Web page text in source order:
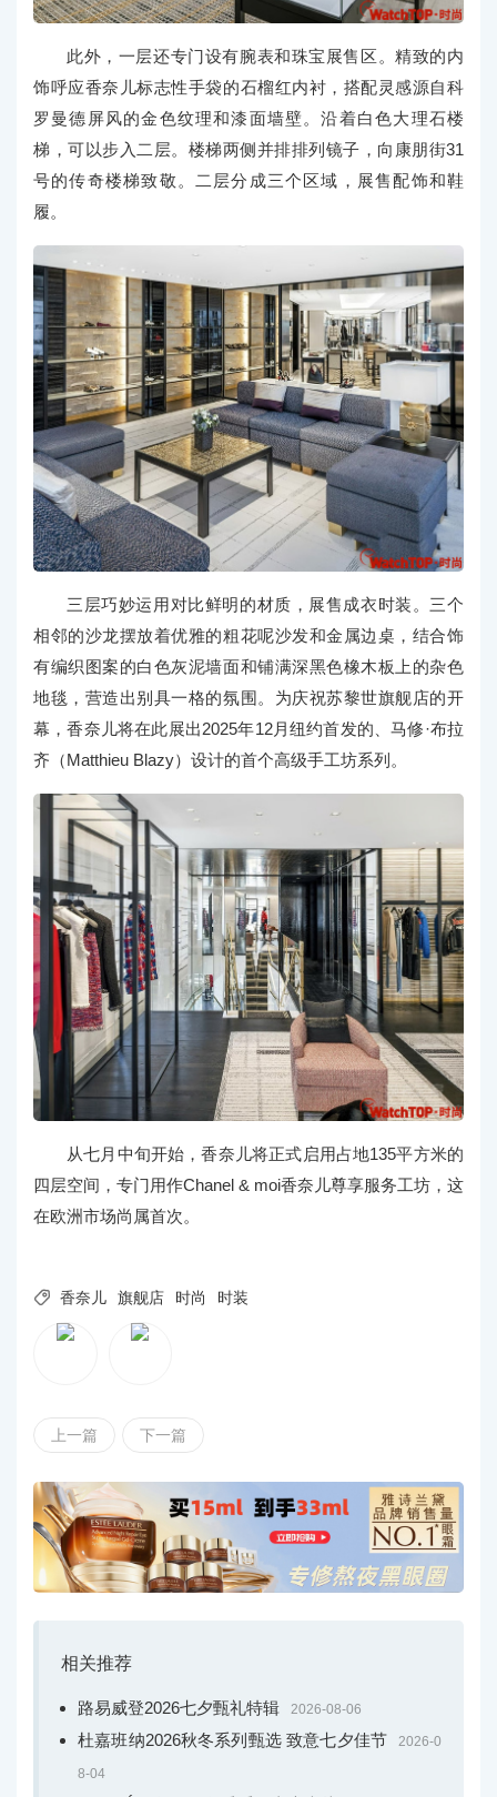
此外，一层还专门设有腕表和珠宝展售区。精致的内
饰呼应香奈儿标志性手袋的石榴红内衬，搭配灵感源自科
罗曼德屏风的金色纹理和漆面墙壁。沿着白色大理石楼
梯，可以步入二层。楼梯两侧并排排列镜子，向康朋街31
号的传奇楼梯致敬。二层分成三个区域，展售配饰和鞋
履。
三层巧妙运用对比鲜明的材质，展售成衣时装。三个
相邻的沙龙摆放着优雅的粗花呢沙发和金属边桌，结合饰
有编织图案的白色灰泥墙面和铺满深黑色橡木板上的杂色
地毯，营造出别具一格的氛围。为庆祝苏黎世旗舰店的开
幕，香奈儿将在此展出2025年12月纽约首发的、马修·布拉
齐（Matthieu Blazy）设计的首个高级手工坊系列。
从七月中旬开始，香奈儿将正式启用占地135平方米的
四层空间，专门用作Chanel & moi香奈儿尊享服务工坊，这
在欧洲市场尚属首次。
 香奈儿 旗舰店 时尚 时装
上一篇 下一篇
相关推荐
路易威登2026七夕甄礼特辑 2026-08-06
杜嘉班纳2026秋冬系列甄选 致意七夕佳节 2026-0
8-04